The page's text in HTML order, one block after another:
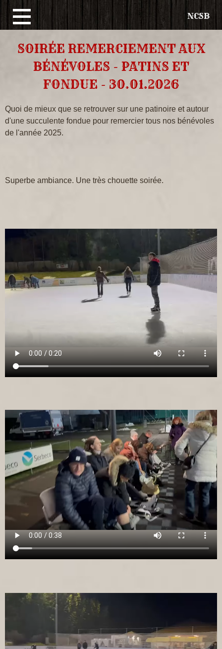
au
contenu
principal
NCSB
SOIRÉE REMERCIEMENT AUX
BÉNÉVOLES - PATINS ET
FONDUE - 30.01.2026
Quoi de mieux que se retrouver sur une patinoire et autour
d'une succulente fondue pour remercier tous nos bénévoles
de l'année 2025.
Superbe ambiance. Une très chouette soirée.